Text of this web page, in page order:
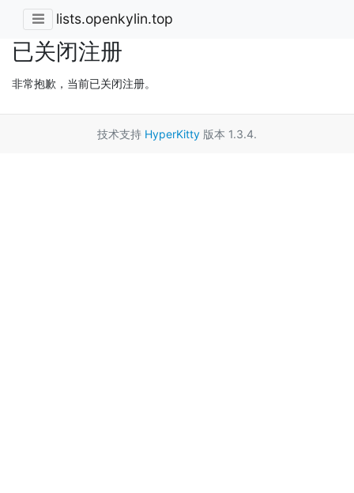
lists.openkylin.top
已关闭注册
非常抱歉，当前已关闭注册。
技术支持 HyperKitty 版本 1.3.4.